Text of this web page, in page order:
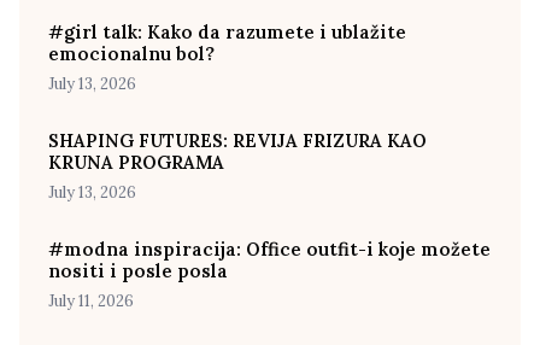
#girl talk: Kako da razumete i ublažite
emocionalnu bol?
July 13, 2026
SHAPING FUTURES: REVIJA FRIZURA KAO
KRUNA PROGRAMA
July 13, 2026
#modna inspiracija: Office outfit-i koje možete
nositi i posle posla
July 11, 2026